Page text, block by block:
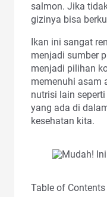
salmon. Jika
gizinya bisa
Ikan ini sangat
menjadi sumber
menjadi pilihan
memenuhi asam
nutrisi lain
yang ada di
kesehatan kita.
Table of Contents